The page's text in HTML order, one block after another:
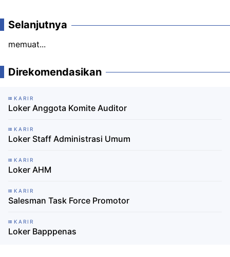
Selanjutnya
memuat...
Direkomendasikan
KARIR
Loker Anggota Komite Auditor
KARIR
Loker Staff Administrasi Umum
KARIR
Loker AHM
KARIR
Salesman Task Force Promotor
KARIR
Loker Bapppenas